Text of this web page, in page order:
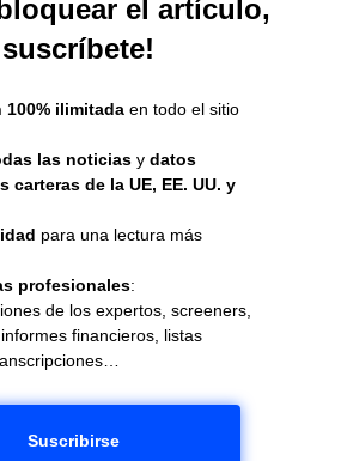
el artículo,
100% ilimitada en todo el sitio
las noticias y datos
carteras de la UE, EE. UU. y
para una lectura más
profesionales:
de los expertos, screeners,
financieros, listas
Suscribirse